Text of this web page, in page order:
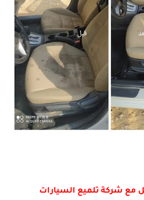
مع شركة تلميع السيارات